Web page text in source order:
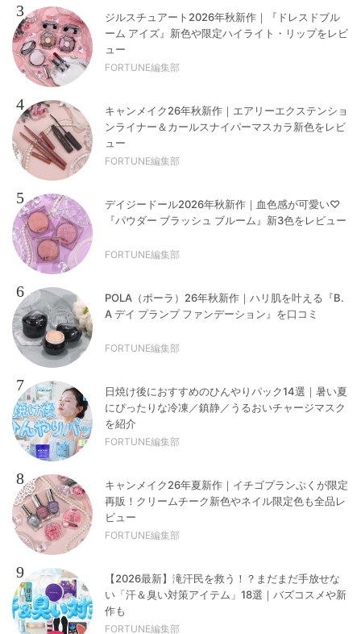
3
ジルスチュアート2026年秋新作｜『ドレスドブル
ーム アイズ』新色や限定ハイライト・リップをレビ
ュー
FORTUNE編集部
4
キャンメイク26年秋新作｜エアリーエクステンショ
ンライナー＆カールスナイパーマスカラ新色をレビ
ュー
FORTUNE編集部
5
デイジードール2026年秋新作｜血色感が可愛い♡
『パウダー ブラッシュ ブルーム』新3色をレビュー
FORTUNE編集部
6
POLA（ポーラ）26年秋新作｜ハリ肌を叶える『B.
A デイ プランプ ファンデーション』を口コミ
FORTUNE編集部
7
日焼け後におすすめのひんやりパック14選｜暑い夏
にぴったりな冷凍／鎮静／うるおいチャージマスク
を紹介
FORTUNE編集部
8
キャンメイク26年夏新作｜イチゴプランぷくが限定
再販！クリームチーク新色やネイル限定色も全品レ
ビュー
FORTUNE編集部
9
【2026最新】滝汗民を救う！？まだまだ手放せな
い「汗＆臭い対策アイテム」18選｜バズコスメや新
作も
FORTUNE編集部